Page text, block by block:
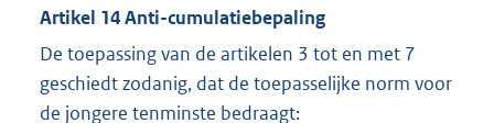
Artikel 14 Anti-cumulatiebepaling
De toepassing van de artikelen 3 tot en met 7
geschiedt zodanig, dat de toepasselijke norm voor
de jongere tenminste bedraagt: